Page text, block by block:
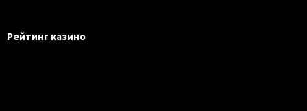
Рейтинг казино